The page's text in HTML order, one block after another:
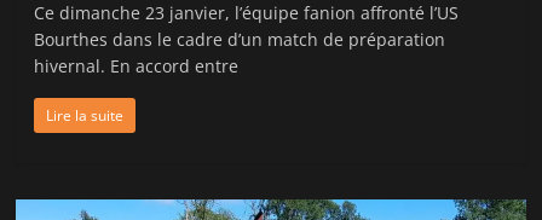
Ce dimanche 23 janvier, l’équipe fanion affronté l’US
Bourthes dans le cadre d’un match de préparation
hivernal. En accord entre
Lire la suite